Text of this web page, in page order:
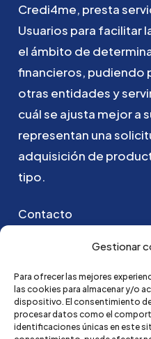
Gestionar
Para ofrecer las mejores
las cookies para almacenar y/o
dispositivo. El consentimiento
procesar datos como el
identificaciones únicas en este
Credi4me, presta
Usuarios para facilitar
el ámbito de
financieros, pudiendo
otras entidadesy
cuálse ajusta mejora
representan una
adquisición de
tipo.
Contacto
Puedes ponerte en
hola@credi4me.com